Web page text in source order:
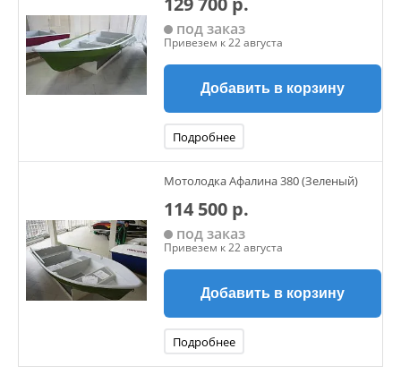
под заказ
Привезем к 22 августа
Добавить в корзину
Подробнее
Мотолодка Афалина 380 (Зеленый)
114 500 р.
под заказ
Привезем к 22 августа
Добавить в корзину
Подробнее